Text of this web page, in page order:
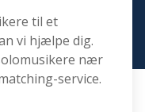
til et
vi hjælpe dig.
nær
service.